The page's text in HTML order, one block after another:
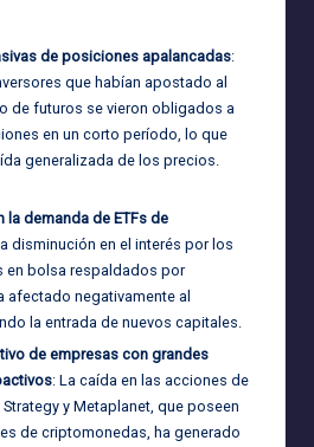
de posiciones apalancadas:
que habían apostado al
de futuros se vieron obligados a
en un corto período, lo que
generalizada de los precios.
la demanda de ETFs de
disminución en el interés por los
bolsa respaldados por
afectado negativamente al
la entrada de nuevos capitales.
de empresas con grandes
: La caída en las acciones de
y Metaplanet, que poseen
de criptomonedas, ha generado